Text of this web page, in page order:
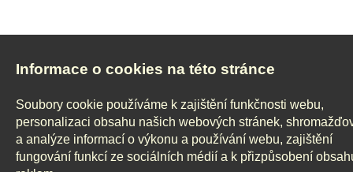
Informace o cookies na této stránce
Soubory cookie používáme k zajištění funkčnosti webu,
personalizaci obsahu našich webových stránek,
a analýze informací o výkonu a používání webu, zajištění
fungování funkcí ze sociálních médií a k přizpůsobení